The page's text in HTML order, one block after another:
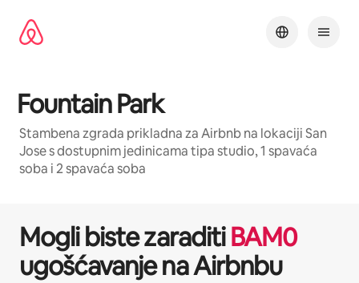
sadržaj
Fountain Park
Stambena zgrada prikladna za Airbnb na lokaciji San
Jose s dostupnim jedinicama tipa studio, 1 spavaća
soba i 2 spavaća soba
Mogli biste zaraditiBAM0
ugošćavanje na Airbnbu